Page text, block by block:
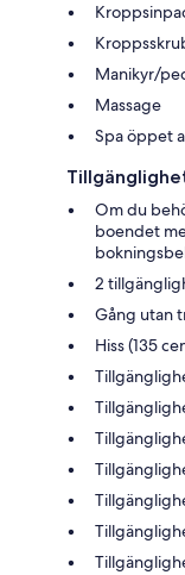
Manikyr/
Massage
Spa öppet
Om du
boendet
2
Gång utan
Hiss (135